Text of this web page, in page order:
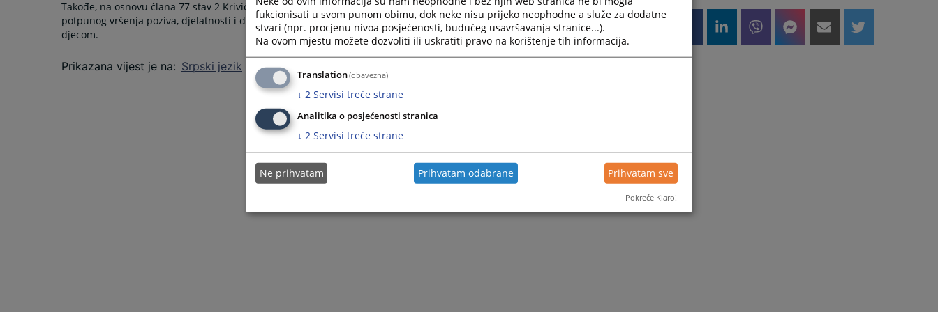
Takođe, na osnovu člana 77 stav 2 Krivičnog zakonika Republike Srpske, izrečena mu je mjera bezbjednosti zabrane
potpunog vršenja poziva, djelatnosti i dužnosti profesora pri čijem obavljanju se ostvaruje neposredan kontakt sa
djecom.
Prikazana vijest je na: Srpski jezik
fukcionisati u svom punom obimu, dok neke nisu prijeko neophodne a služe za dodatne
stvari (npr. procjenu nivoa posjećenosti, budućeg usavršavanja stranice...).
Na ovom mjestu možete dozvoliti ili uskratiti pravo na korištenje tih informacija.
Translation(obavezna)
↓ 2 Servisi treće strane
Analitika o posjećenosti stranica
↓ 2 Servisi treće strane
Ne prihvatam Prihvatam odabrane Prihvatam sve
Pokreće Klaro!